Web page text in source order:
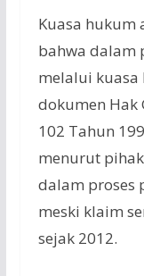
Kuasa hukum
bahwa dalam
melalui
dokumen Hak
102 Tahun
menurut
dalam proses
meski klaim
sejak 2012.